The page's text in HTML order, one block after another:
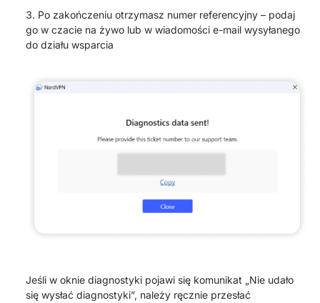
Po zakończeniu otrzymasz numer referencyjny – podaj
go w czacie na żywo lub w wiadomości e-mail wysyłanego
do działu wsparcia
Jeśli w oknie diagnostyki pojawi się komunikat „Nie udało
się wysłać diagnostyki”, należy ręcznie przesłać